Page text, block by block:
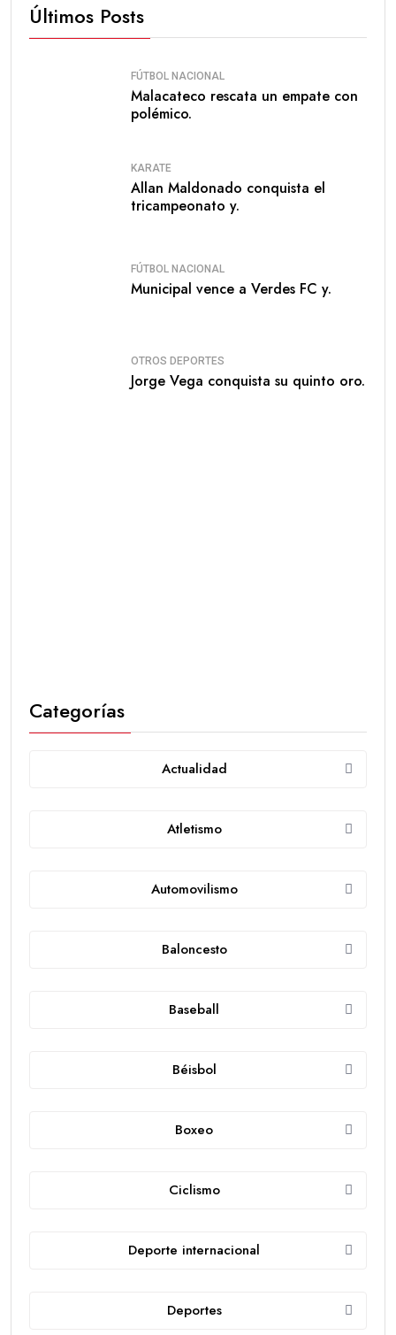
Últimos Posts
FÚTBOL NACIONAL
Malacateco rescata un empate con
polémico.
KARATE
Allan Maldonado conquista el
tricampeonato y.
FÚTBOL NACIONAL
Municipal vence a Verdes FC y.
OTROS DEPORTES
Jorge Vega conquista su quinto oro.
Categorías
Actualidad
Atletismo
Automovilismo
Baloncesto
Baseball
Béisbol
Boxeo
Ciclismo
Deporte internacional
Deportes